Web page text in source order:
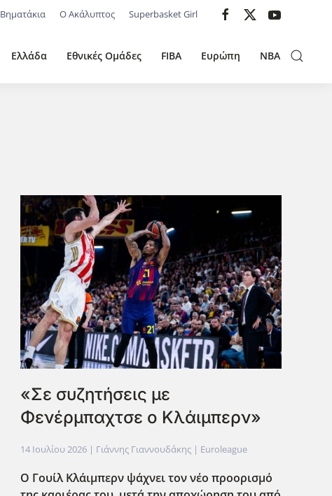
Βηματάκια Ο Ακάλυπτος Superbasket Girl
Ελλάδα Εθνικές Ομάδες FIBA Ευρώπη NBA
«Σε συζητήσεις με
Φενέρμπαχτσε ο Κλάιμπερν»
14 Ιουλίου 2026| Γιάννης Γιαννουδάκης | Euroleague
Ο Γουίλ Κλάιμπερν ψάχνει τον νέο προορισμό